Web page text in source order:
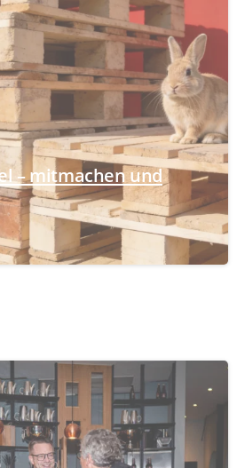
– mitmachen und